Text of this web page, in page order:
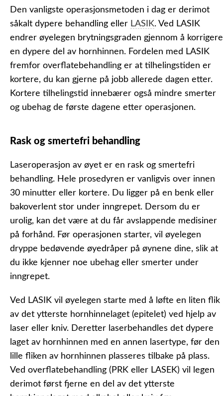
Den vanligste operasjonsmetoden i dag er derimot
såkalt dypere behandling eller LASIK. Ved LASIK
endrer øyelegen brytningsgraden gjennom å korrigere
en dypere del av hornhinnen. Fordelen med LASIK
fremfor overflatebehandling er at tilhelingstiden er
kortere, du kan gjerne på jobb allerede dagen etter.
Kortere tilhelingstid innebærer også mindre smerter
og ubehag de første dagene etter operasjonen.
Rask og smertefri behandling
Laseroperasjon av øyet er en rask og smertefri
behandling. Hele prosedyren er vanligvis over innen
30 minutter eller kortere. Du ligger på en benk eller
bakoverlent stor under inngrepet. Dersom du er
urolig, kan det være at du får avslappende medisiner
på forhånd. Før operasjonen starter, vil øyelegen
dryppe bedøvende øyedråper på øynene dine, slik at
du ikke kjenner noe ubehag eller smerter under
inngrepet.
Ved LASIK vil øyelegen starte med å løfte en liten flik
av det ytterste hornhinnelaget (epitelet) ved hjelp av
laser eller kniv. Deretter laserbehandles det dypere
laget av hornhinnen med en annen lasertype, før den
lille fliken av hornhinnen plasseres tilbake på plass.
Ved overflatebehandling (PRK eller LASEK) vil legen
derimot først fjerne en del av det ytterste